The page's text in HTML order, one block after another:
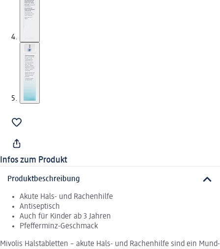
Infos zum Produkt
Produktbeschreibung
Akute Hals- und Rachenhilfe
Antiseptisch
Auch für Kinder ab 3 Jahren
Pfefferminz-Geschmack
Mivolis Halstabletten – akute Hals- und Rachenhilfe sind ein Mund-